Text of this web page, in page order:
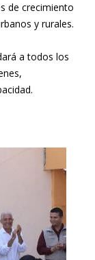
de crecimiento
y rurales.
a todos los